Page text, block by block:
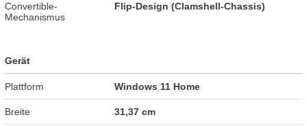
Convertible-
Mechanismus
Flip-Design (Clamshell-Chassis)
Gerät
Plattform Windows 11 Home
Breite 31,37 cm